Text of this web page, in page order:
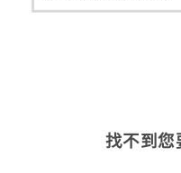
找不到您